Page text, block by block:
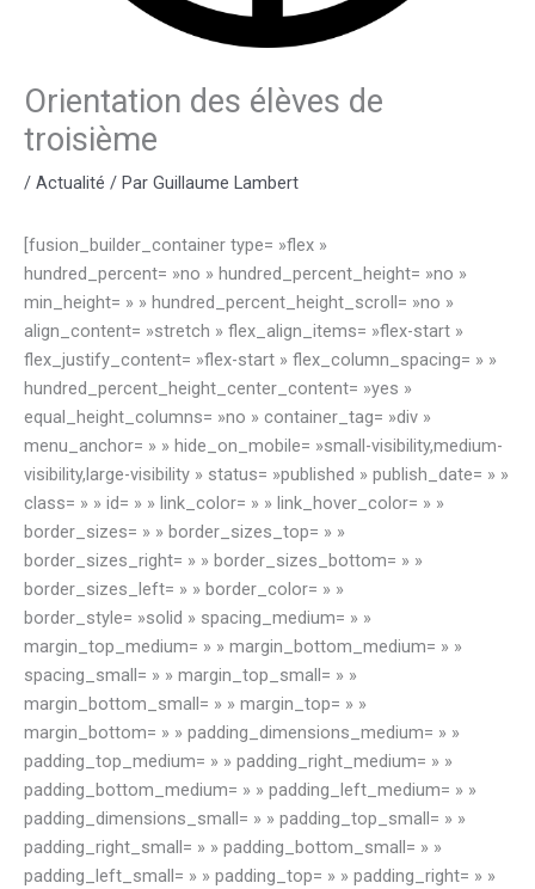
Orientation des élèves de
troisième
/ Actualité / Par Guillaume Lambert
[fusion_builder_container type= »flex »
hundred_percent= »no » hundred_percent_height= »no »
min_height= » » hundred_percent_height_scroll= »no »
align_content= »stretch » flex_align_items= »flex-start »
flex_justify_content= »flex-start » flex_column_spacing= » »
hundred_percent_height_center_content= »yes »
equal_height_columns= »no » container_tag= »div »
menu_anchor= » » hide_on_mobile= »small-visibility,medium-
visibility,large-visibility » status= »published » publish_date= » »
class= » » id= » » link_color= » » link_hover_color= » »
border_sizes= » » border_sizes_top= » »
border_sizes_right= » » border_sizes_bottom= » »
border_sizes_left= » » border_color= » »
border_style= »solid » spacing_medium= » »
margin_top_medium= » » margin_bottom_medium= » »
spacing_small= » » margin_top_small= » »
margin_bottom_small= » » margin_top= » »
margin_bottom= » » padding_dimensions_medium= » »
padding_top_medium= » » padding_right_medium= » »
padding_bottom_medium= » » padding_left_medium= » »
padding_dimensions_small= » » padding_top_small= » »
padding_right_small= » » padding_bottom_small= » »
padding_left_small= » » padding_top= » » padding_right= » »